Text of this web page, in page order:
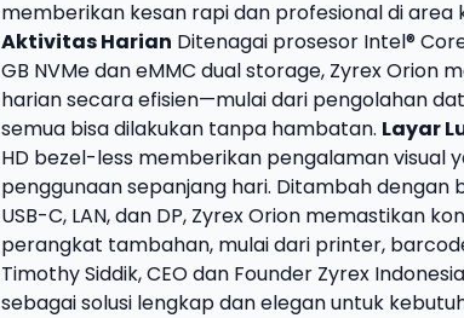
memberikan kesan rapi dan profesional di area
Aktivitas Harian Ditenagai prosesor Intel®
GB NVMe dan eMMC dual storage, Zyrex Orion
harian secara efisien—mulai dari pengolahan
semua bisa dilakukan tanpa hambatan. Layar
HD bezel-less memberikan pengalaman visual
penggunaan sepanjang hari. Ditambah dengan
USB-C, LAN, dan DP, Zyrex Orion memastikan
perangkat tambahan, mulai dari printer,
Timothy Siddik, CEO dan Founder Zyrex
sebagai solusi lengkap dan elegan untuk